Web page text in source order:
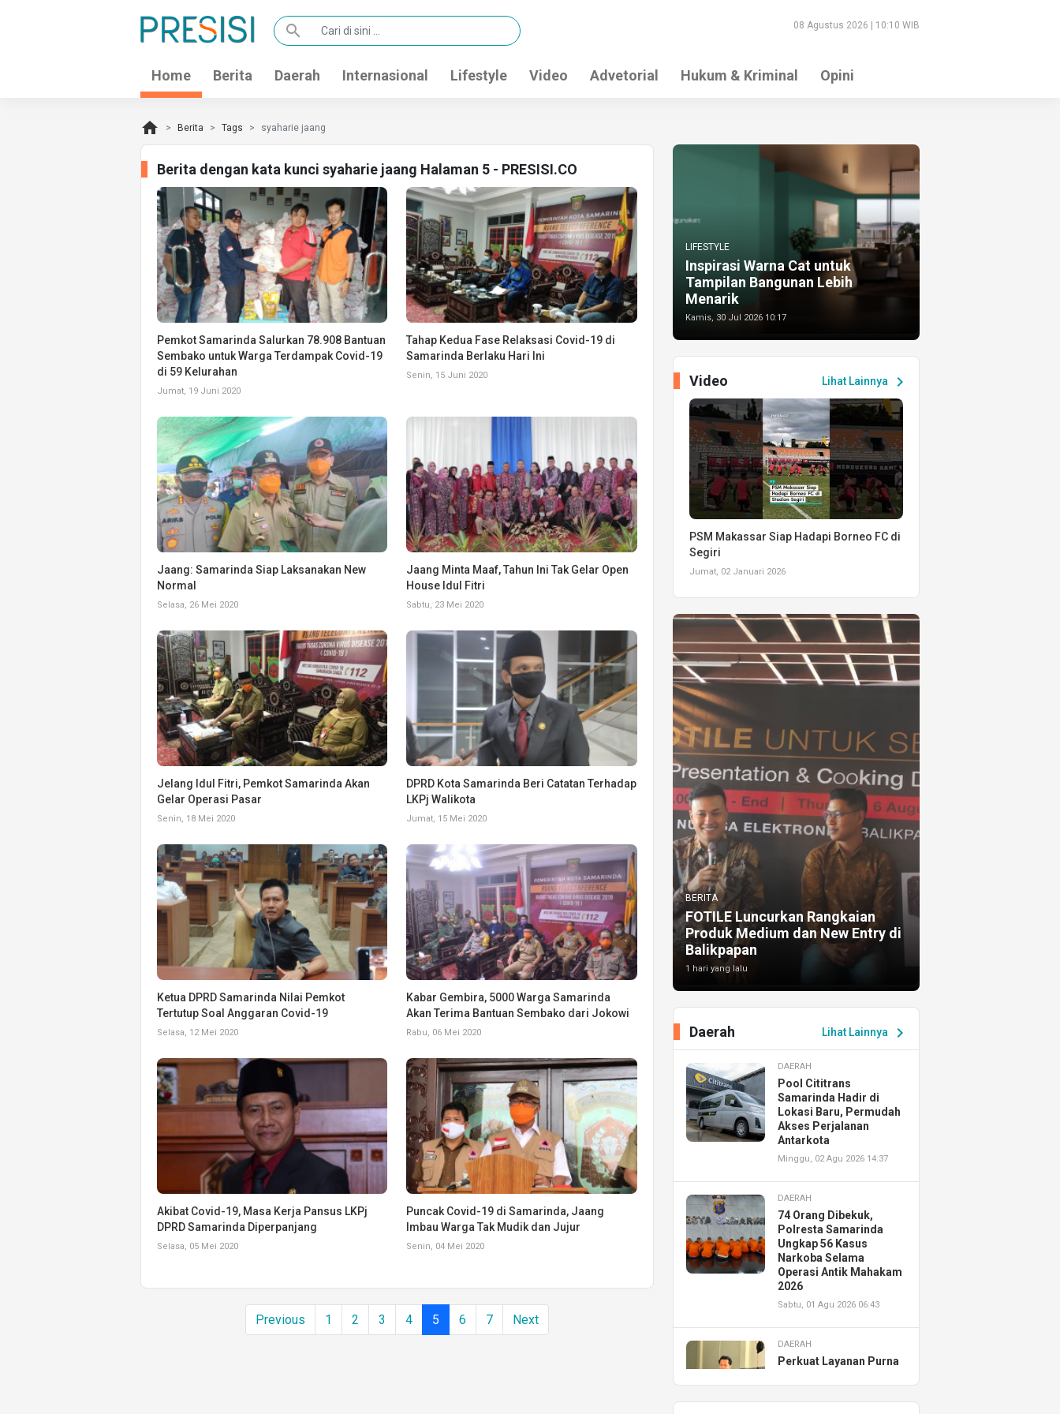
search 08 Agustus 2026 | 10:10 WIB
Home Berita Daerah Internasional Lifestyle Video Advetorial Hukum & Kriminal Opini
home Berita Tags syaharie jaang
Berita dengan kata kunci syaharie jaang Halaman 5 - PRESISI.CO
Pemkot Samarinda Salurkan 78.908 Bantuan
Sembako untuk Warga Terdampak Covid-19
di 59 Kelurahan
Jumat, 19 Juni 2020
Tahap Kedua Fase Relaksasi Covid-19 di
Samarinda Berlaku Hari Ini
Senin, 15 Juni 2020
Jaang: Samarinda Siap Laksanakan New
Normal
Selasa, 26 Mei 2020
Jaang Minta Maaf, Tahun Ini Tak Gelar Open
House Idul Fitri
Sabtu, 23 Mei 2020
Jelang Idul Fitri, Pemkot Samarinda Akan
Gelar Operasi Pasar
Senin, 18 Mei 2020
DPRD Kota Samarinda Beri Catatan Terhadap
LKPj Walikota
Jumat, 15 Mei 2020
Ketua DPRD Samarinda Nilai Pemkot
Tertutup Soal Anggaran Covid-19
Selasa, 12 Mei 2020
Kabar Gembira, 5000 Warga Samarinda
Akan Terima Bantuan Sembako dari Jokowi
Rabu, 06 Mei 2020
Akibat Covid-19, Masa Kerja Pansus LKPj
DPRD Samarinda Diperpanjang
Selasa, 05 Mei 2020
Puncak Covid-19 di Samarinda, Jaang
Imbau Warga Tak Mudik dan Jujur
Senin, 04 Mei 2020
Previous 1 2 3 4 5 6 7 Next
LIFESTYLE
Inspirasi Warna Cat untuk
Tampilan Bangunan Lebih
Menarik
Kamis, 30 Jul 2026 10:17
Lihat Lainnya chevron_right
Video
PSM Makassar Siap Hadapi Borneo FC di
Segiri
Jumat, 02 Januari 2026
BERITA
FOTILE Luncurkan Rangkaian
Produk Medium dan New Entry di
Balikpapan
1 hari yang lalu
Lihat Lainnya chevron_right
Daerah
DAERAH
Pool Cititrans
Samarinda Hadir di
Lokasi Baru, Permudah
Akses Perjalanan
Antarkota
Minggu, 02 Agu 2026 14:37
DAERAH
74 Orang Dibekuk,
Polresta Samarinda
Ungkap 56 Kasus
Narkoba Selama
Operasi Antik Mahakam
2026
Sabtu, 01 Agu 2026 06:43
DAERAH
Perkuat Layanan Purna
Resmikan AHASS